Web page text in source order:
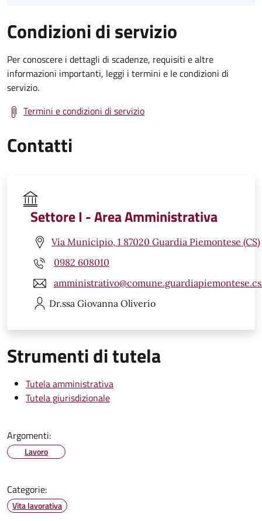
Condizioni di servizio
Per conoscere i dettagli di scadenze, requisiti e altre
informazioni importanti, leggi i termini e le condizioni di
servizio.
Termini e condizioni di servizio
Contatti
Settore I - Area Amministrativa
Via Municipio, 1 87020 Guardia Piemontese (CS)
0982 608010
Dr.ssa Giovanna Oliverio
Strumenti di tutela
Tutela amministrativa
Tutela giurisdizionale
Argomenti:
Lavoro
Categorie:
Vita lavorativa